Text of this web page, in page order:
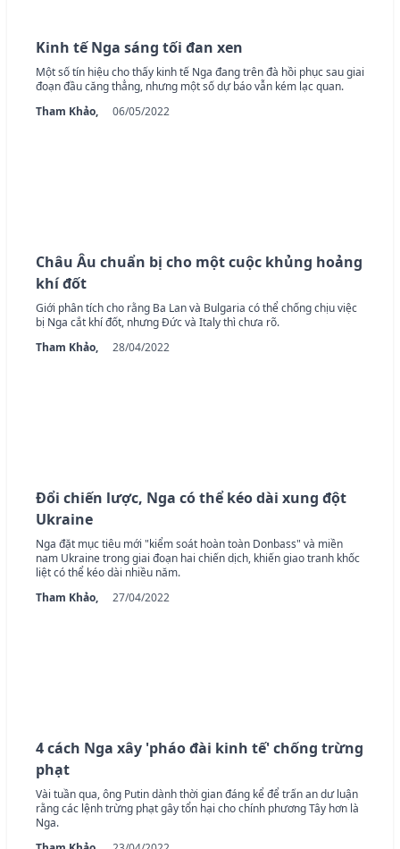
Kinh tế Nga sáng tối đan xen
Một số tín hiệu cho thấy kinh tế Nga đang trên đà hồi phục sau giai
đoạn đầu căng thẳng, nhưng một số dự báo vẫn kém lạc quan.
Tham Khảo,
06/05/2022
Châu Âu chuẩn bị cho một cuộc khủng hoảng
khí đốt
Giới phân tích cho rằng Ba Lan và Bulgaria có thể chống chịu việc
bị Nga cắt khí đốt, nhưng Đức và Italy thì chưa rõ.
Tham Khảo,
28/04/2022
Đổi chiến lược, Nga có thể kéo dài xung đột
Ukraine
Nga đặt mục tiêu mới "kiểm soát hoàn toàn Donbass" và miền
nam Ukraine trong giai đoạn hai chiến dịch, khiến giao tranh khốc
liệt có thể kéo dài nhiều năm.
Tham Khảo,
27/04/2022
4 cách Nga xây 'pháo đài kinh tế' chống trừng
phạt
Vài tuần qua, ông Putin dành thời gian đáng kể để trấn an dư luận
rằng các lệnh trừng phạt gây tổn hại cho chính phương Tây hơn là
Nga.